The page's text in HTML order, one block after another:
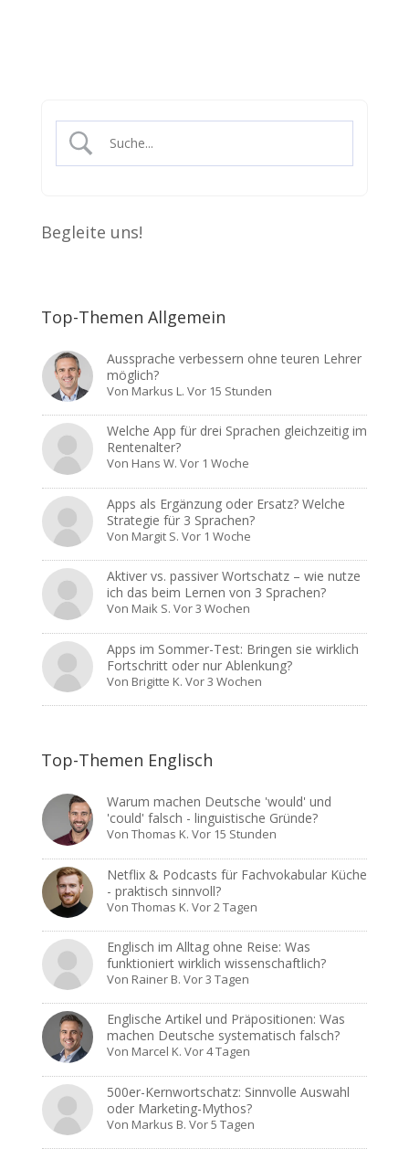
Begleite uns!
Top-Themen Allgemein
Aussprache verbessern ohne teuren Lehrer
möglich?
Von Markus L. Vor 15 Stunden
Welche App für drei Sprachen gleichzeitig im
Rentenalter?
Von Hans W. Vor 1 Woche
Apps als Ergänzung oder Ersatz? Welche
Strategie für 3 Sprachen?
Von Margit S. Vor 1 Woche
Aktiver vs. passiver Wortschatz – wie nutze
ich das beim Lernen von 3 Sprachen?
Von Maik S. Vor 3 Wochen
Apps im Sommer-Test: Bringen sie wirklich
Fortschritt oder nur Ablenkung?
Von Brigitte K. Vor 3 Wochen
Top-Themen Englisch
Warum machen Deutsche 'would' und
'could' falsch - linguistische Gründe?
VonThomas K. Vor 15 Stunden
Netflix & Podcasts für Fachvokabular Küche
- praktisch sinnvoll?
VonThomas K. Vor 2 Tagen
Englisch im Alltag ohne Reise: Was
funktioniert wirklich wissenschaftlich?
Von Rainer B. Vor 3 Tagen
Englische Artikel und Präpositionen: Was
machen Deutsche systematisch falsch?
Von Marcel K. Vor 4 Tagen
500er-Kernwortschatz: Sinnvolle Auswahl
oder Marketing-Mythos?
Von Markus B. Vor 5 Tagen